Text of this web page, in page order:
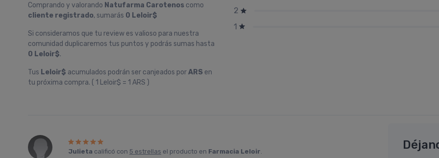
Comprando y valorando Natufarma Carotenos como
cliente registrado, sumarás 0 Leloir$
Si consideramos que tu review es valioso para nuestra
comunidad duplicaremos tus puntos y podrás sumas hasta
0 Leloir$.
Tus Leloir$ acumulados podrán ser canjeados porARS en
tu próxima compra. ( 1 Leloir$ = 1 ARS )
2
1
Julieta calificó con 5 estrellas el producto en Farmacia Leloir.